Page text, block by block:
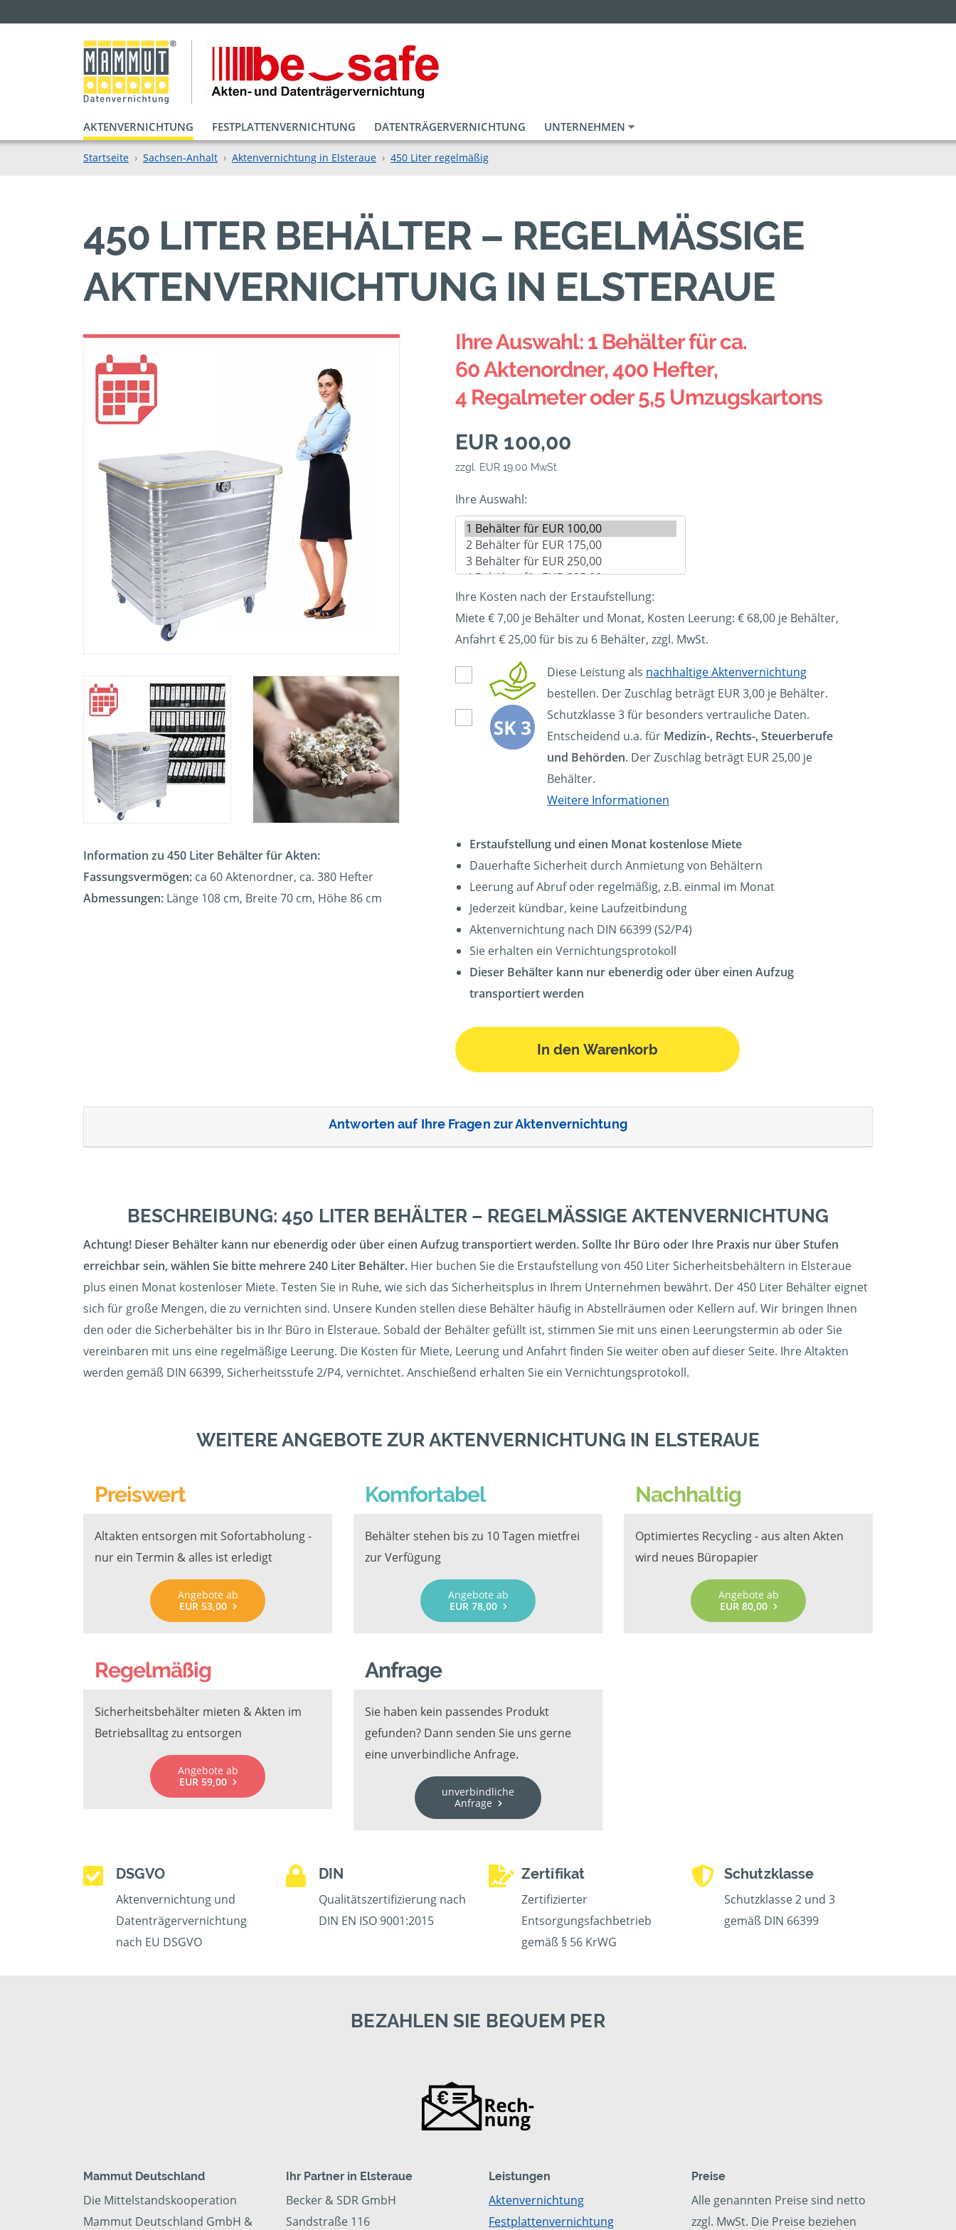
AKTENVERNICHTUNG FESTPLATTENVERNICHTUNG DATENTRÄGERVERNICHTUNG UNTERNEHMEN
Startseite Sachsen-Anhalt Aktenvernichtung in Elsteraue 450 Liter regelmäßig
450 LITER BEHÄLTER – REGELMÄSSIGE A
KTENVERNICHTUNG IN ELSTERAUE
Information zu 450 Liter Behälter für Akten:
Fassungsvermögen: ca 60Aktenordner, ca. 380 Hefter
Abmessungen: Länge 108 cm, Breite 70 cm, Höhe 86 cm
Ihre Auswahl: 1 Behälter für ca.
60 Aktenordner, 400 Hefter,
4 Regalmeter oder 5,5 Umzugskartons
EUR 100,00
zzgl. EUR 19,00 MwSt.
Ihre Auswahl:
Ihre Kosten nach der Erstaufstellung:
Miete € 7,00 je Behälter und Monat, Kosten Leerung: € 68,00 je Behälter,
Anfahrt € 25,00 für bis zu 6 Behälter, zzgl. MwSt.
Diese Leistung als nachhaltige Aktenvernichtung
bestellen. Der Zuschlag beträgt EUR 3,00 je Behälter.
Schutzklasse 3 für besonders vertrauliche Daten.
Entscheidend u.a. für Medizin-, Rechts-, Steuerberufe
und Behörden. Der Zuschlag beträgt EUR 25,00 je
Behälter.
Weitere Informationen
Erstaufstellung und einen Monat kostenlose Miete
Dauerhafte Sicherheit durch Anmietung von Behältern
Leerung auf Abruf oder regelmäßig, z.B. einmal im Monat
Jederzeit kündbar, keine Laufzeitbindung
Aktenvernichtung nach DIN 66399 (S2/P4)
Sie erhalten ein Vernichtungsprotokoll
Dieser Behälter kann nur ebenerdig oder über einen Aufzug
transportiert werden
In den Warenkorb
Antworten auf Ihre Fragen zur Aktenvernichtung
BESCHREIBUNG: 450 LITER BEHÄLTER – REGELMÄSSIGE AKTENVERNICHTUNG
Achtung! Dieser Behälter kann nur ebenerdig oder über einen Aufzug transportiert werden. Sollte Ihr Büro oder Ihre Praxis nur über Stufen
erreichbar sein, wählen Sie bitte mehrere 240 Liter Behälter. Hier buchen Sie die Erstaufstellung von 450 Liter Sicherheitsbehältern in Elsteraue
plus einen Monat kostenloser Miete. Testen Sie in Ruhe, wie sich das Sicherheitsplus in Ihrem Unternehmen bewährt. Der 450 Liter Behälter eignet
sich für große Mengen, die zu vernichten sind. Unsere Kunden stellen diese Behälter häufig in Abstellräumen oder Kellern auf. Wir bringen Ihnen
den oder die Sicherbehälter bis in Ihr Büro in Elsteraue. Sobald der Behälter gefüllt ist, stimmen Sie mit uns einen Leerungstermin ab oder Sie
vereinbaren mit uns eine regelmäßige Leerung. Die Kosten für Miete, Leerung und Anfahrt finden Sie weiter oben auf dieser Seite. Ihre Altakten
werden gemäß DIN 66399, Sicherheitsstufe 2/P4, vernichtet. Anschießend erhalten Sie ein Vernichtungsprotokoll.
WEITERE ANGEBOTE ZUR AKTENVERNICHTUNG IN ELSTERAUE
Preiswert
Altakten entsorgen mit Sofortabholung -
nur ein Termin & alles ist erledigt
Angebote ab
EUR 53,00
Komfortabel
Behälter stehen bis zu 10 Tagen mietfrei
zur Verfügung
Angebote ab
EUR 78,00
Nachhaltig
Optimiertes Recycling - aus alten Akten
wird neues Büropapier
Angebote ab
EUR 80,00
Regelmäßig
Sicherheitsbehälter mieten & Akten im
Betriebsalltag zu entsorgen
Angebote ab
EUR 59,00
Anfrage
Sie haben kein passendes Produkt
gefunden? Dann senden Sie uns gerne
eine unverbindliche Anfrage.
unverbindliche
Anfrage
DSGVO
Aktenvernichtung und
Datenträgervernichtung
nach EU DSGVO
DIN
Qualitätszertifizierung nach
DIN EN ISO 9001:2015
Zertifikat
Zertifizierter
Entsorgungsfachbetrieb
gemäß § 56 KrWG
Schutzklasse
Schutzklasse 2 und 3
gemäß DIN 66399
BEZAHLEN SIE BEQUEM PER
Mammut Deutschland
Die Mittelstandskooperation
Mammut Deutschland GmbH &
Ihr Partner in Elsteraue
Becker & SDR GmbH
Sandstraße 116
Leistungen
Aktenvernichtung
Festplattenvernichtung
Preise
Alle genannten Preise sind netto
zzgl. MwSt. Die Preise beziehen